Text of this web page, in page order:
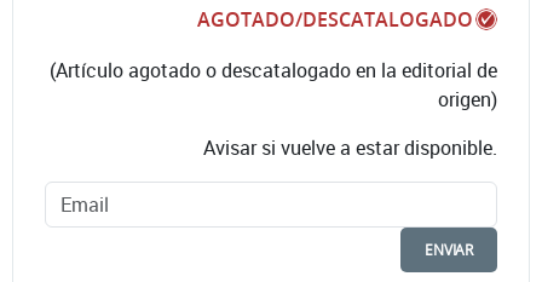
AGOTADO/DESCATALOGADO
(Artículo agotado o descatalogado en la editorial de
origen)
Avisar si vuelve a estar disponible.
ENVIAR